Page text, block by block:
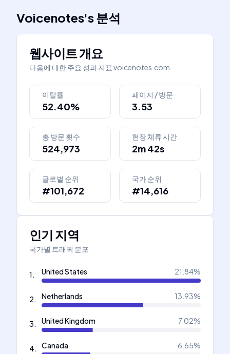
Voicenotes's분석
웹사이트 개요
다음에 대한 주요 성과 지표 voicenotes.com
이탈률
52.40%
페이지 / 방문
3.53
총 방문 횟수
524,973
현장 체류 시간
2m 42s
글로벌 순위
#101,672
국가 순위
#14,616
인기 지역
국가별 트래픽 분포
1. United States 21.84%
2. Netherlands 13.93%
3. United Kingdom 7.02%
4. Canada 6.65%